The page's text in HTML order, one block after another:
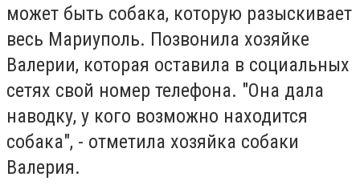
может быть собака, которую разыскивает
весь Мариуполь. Позвонила хозяйке
Валерии, которая оставила в социальных
сетях свой номер телефона. "Она дала
наводку, у кого возможно находится
собака", - отметила хозяйка собаки
Валерия.